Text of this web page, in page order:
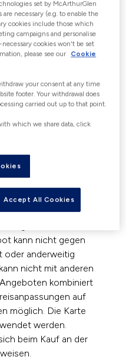
Roermond,
Noventa, La Reggia,
Ashford, Vila do
Metzingen,
für qualifizierte
den 24. Februar
März 2023 von
Einkäufen in
abgezogen. Das
Das Angebot gilt
bereits
oder Watch Hunger
Zusammenhang mit
kann nicht gegen
oder anderweitig
nicht mit anderen
kombiniert
auf
möglich. Die Karte
werden.
beim Kauf an der
set by McArthurGlen
necessary (e.g. to enable the
cookies include those which
campaigns and personalise
cookies won't be set
please see our
Cookie
your consent at any time
footer. Your withdrawal does
carried out up to that point.
which we share data, click
Accept All Cookies